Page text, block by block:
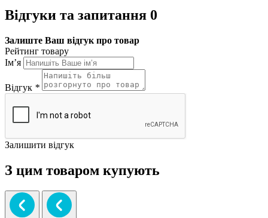
Відгуки та запитання 0
Залиште Ваш відгук про товар
Рейтинг товару
Ім’я
Відгук *
Залишити відгук
З цим товаром купують